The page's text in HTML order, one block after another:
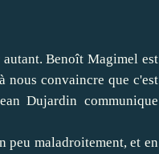
Benoît Magimel est
convaincre que c'est
Dujardin communique
peu maladroitement, et en